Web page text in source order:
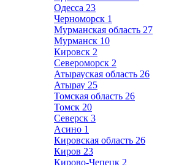
Одесса 23
Черноморск 1
Мурманская область 27
Мурманск 10
Кировск 2
Североморск 2
Атырауская область 26
Атырау 25
Томская область 26
Томск 20
Северск 3
Асино 1
Кировская область 26
Киров 23
Кирово-Чепецк 2